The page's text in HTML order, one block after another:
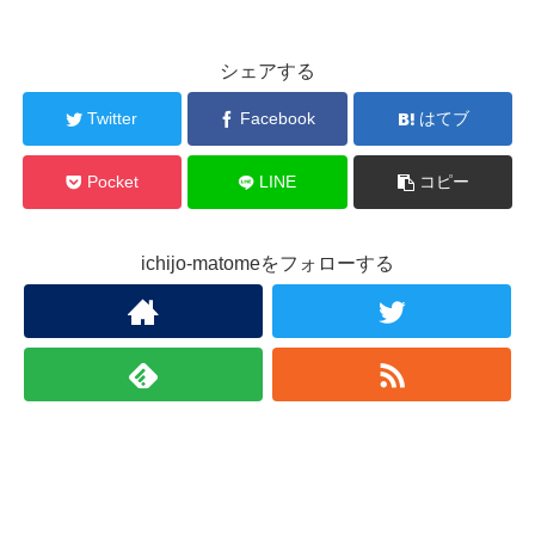
シェアする
Twitter Facebook はてブ
Pocket LINE コピー
ichijo-matomeをフォローする